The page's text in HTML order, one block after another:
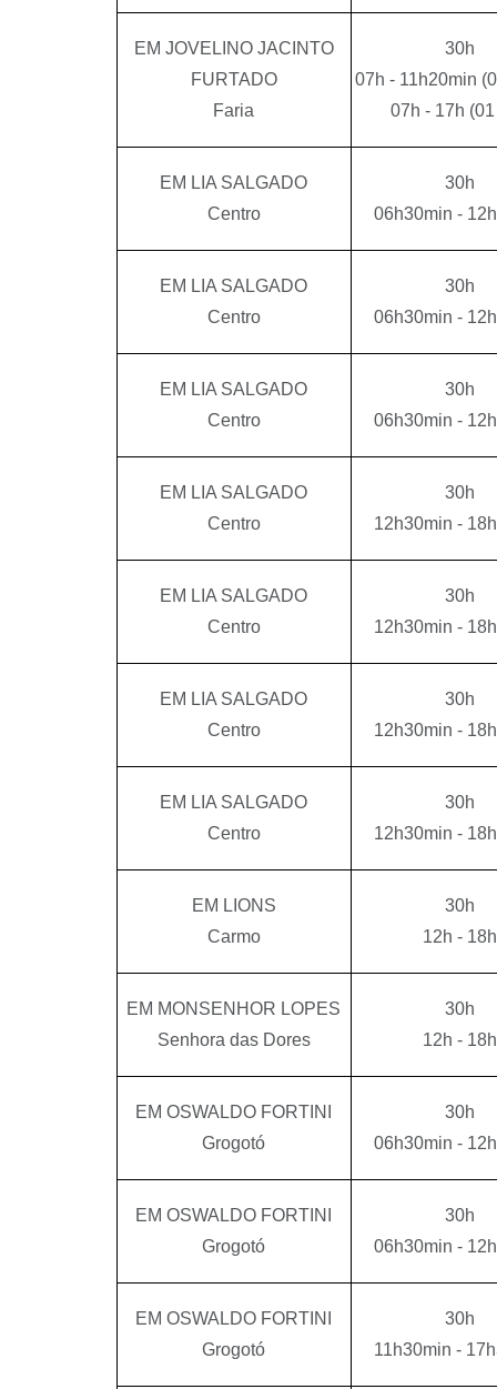
EM JOVELINO JACINTO
FURTADO
Faria
30h
07h - 11h20min
07h - 17h
EM LIA SALGADO
Centro
30h
06h30min -
EM LIA SALGADO
Centro
30h
06h30min -
EM LIA SALGADO
Centro
30h
06h30min -
EM LIA SALGADO
Centro
30h
12h30min -
EM LIA SALGADO
Centro
30h
12h30min -
EM LIA SALGADO
Centro
30h
12h30min -
EM LIA SALGADO
Centro
30h
12h30min -
EM LIONS
Carmo
30h
12h - 18h
EM MONSENHOR LOPES
Senhora das Dores
30h
12h - 18h
EM OSWALDO FORTINI
Grogotó
30h
06h30min -
EM OSWALDO FORTINI
Grogotó
30h
06h30min -
EM OSWALDO FORTINI
Grogotó
30h
11h30min -